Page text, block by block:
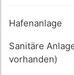
Hafenanlage
Sanitäre
vorhanden)